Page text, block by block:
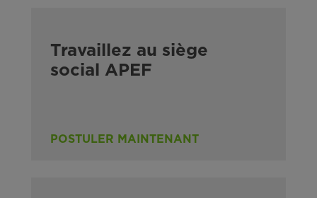
Travaillez au siège
social APEF
POSTULER MAINTENANT